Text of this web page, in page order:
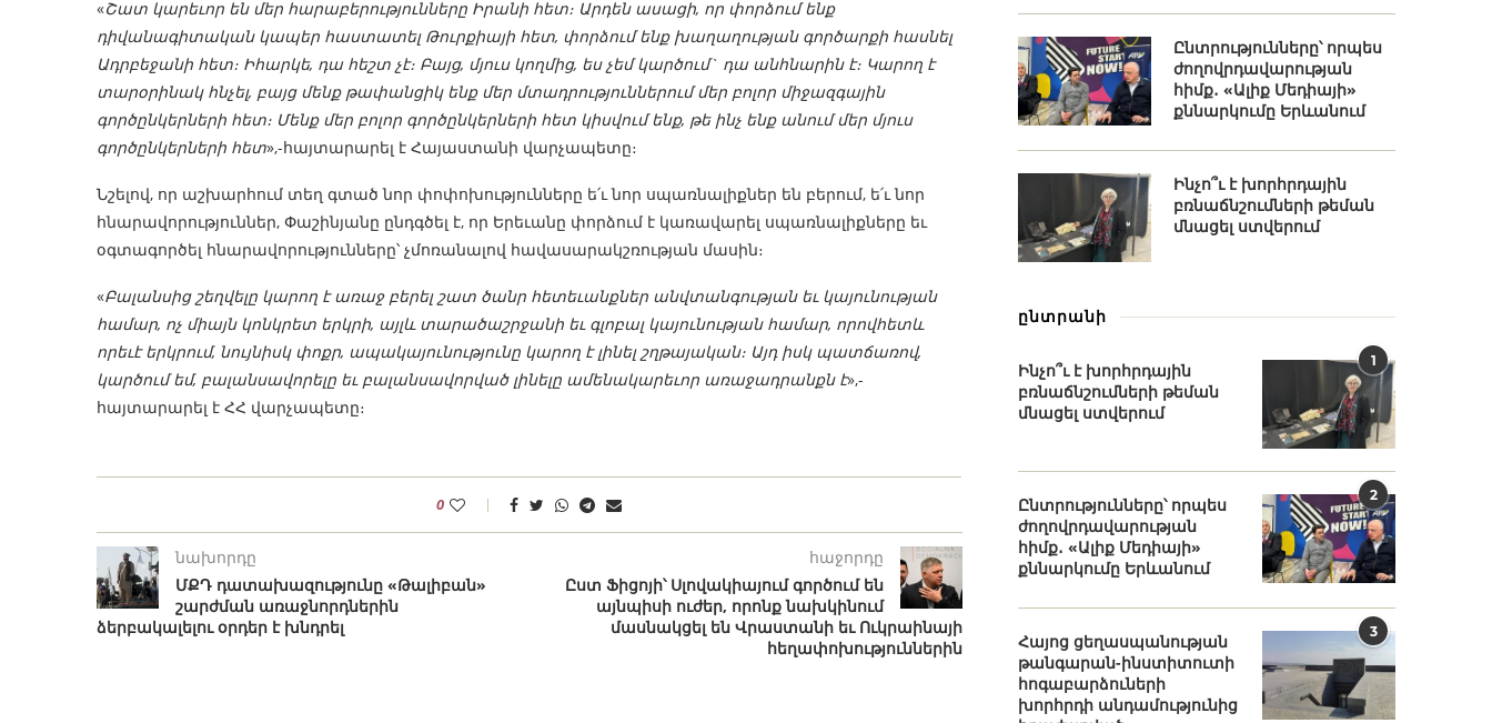
«Շատ կարեւոր են մեր հարաբերությունները Իրանի հետ։ Արդեն ասացի, որ փորձում ենք
դիվանագիտական կապեր հաստատել Թուրքիայի հետ, փորձում ենք խաղաղության գործարքի հասնել
Ադրբեջանի հետ։ Իհարկե, դա հեշտ չէ։ Բայց, մյուս կողմից, ես չեմ կարծում` դա անհնարին է։ Կարող է
տարօրինակ հնչել, բայց մենք թափանցիկ ենք մեր մտադրություններում մեր բոլոր միջազգային
գործընկերների հետ։ Մենք մեր բոլոր գործընկերների հետ կիսվում ենք, թե ինչ ենք անում մեր մյուս
գործընկերների հետ»,-հայտարարել է Հայաստանի վարչապետը։
Նշելով, որ աշխարհում տեղ գտած նոր փոփոխությունները ե՛ւ նոր սպառնալիքներ են բերում, ե՛ւ նոր
հնարավորություններ, Փաշինյանը ընդգծել է, որ Երեւանը փորձում է կառավարել սպառնալիքները եւ
օգտագործել հնարավորությունները՝ չմոռանալով հավասարակշռության մասին։
«Բալանսից շեղվելը կարող է առաջ բերել շատ ծանր հետեւանքներ անվտանգության եւ կայունության
համար, ոչ միայն կոնկրետ երկրի, այլև տարածաշրջանի եւ գլոբալ կայունության համար, որովհետև
որեւէ երկրում, նույնիսկ փոքր, ապակայունությունը կարող է լինել շղթայական։ Այդ իսկ պատճառով,
կարծում եմ, բալանսավորելը եւ բալանսավորված լինելը ամենակարեւոր առաջադրանքն է»,-
հայտարարել է ՀՀ վարչապետը։
0
նախորդը
ՄՔԴ դատախազությունը «Թալիբան»
շարժման առաջնորդներին
ձերբակալելու օրդեր է խնդրել
հաջորդը
Ըստ Ֆիցոյի՝ Սլովակիայում գործում են
այնպիսի ուժեր, որոնք նախկինում
մասնակցել են Վրաստանի եւ Ուկրաինայի
հեղափոխություններին
Ընտրությունները՝ որպես
ժողովրդավարության
հիմք․ «Ալիք Մեդիայի»
քննարկումը Երևանում
Ինչո՞ւ է խորհրդային
բռնաճնշումների թեման
մնացել ստվերում
ընտրանի
1
Ինչո՞ւ է խորհրդային
բռնաճնշումների թեման
մնացել ստվերում
2
Ընտրությունները՝ որպես
ժողովրդավարության
հիմք․ «Ալիք Մեդիայի»
քննարկումը Երևանում
3
Հայոց ցեղասպանության
թանգարան-ինստիտուտի
հոգաբարձուների
խորհրդի անդամությունից